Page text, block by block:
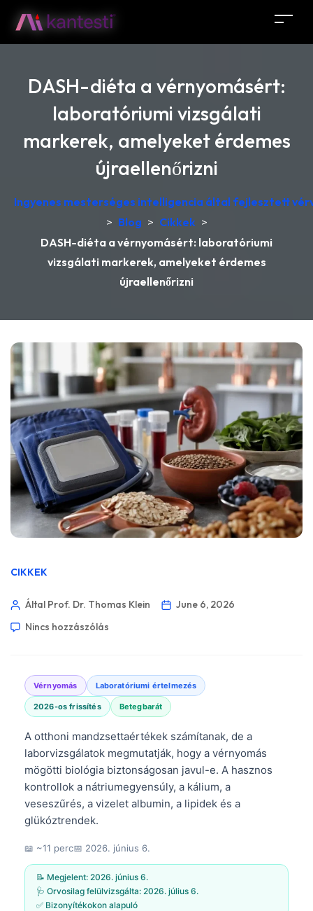
DASH-diéta a vérnyomásért:
laboratóriumi vizsgálati
markerek, amelyeket érdemes
újraellenőrizni
Ingyenes mesterséges intelligencia által fejlesztett
> Blog > Cikkek >
DASH-diéta a vérnyomásért: laboratóriumi
vizsgálati markerek, amelyeket érdemes
újraellenőrizni
CIKKEK
Által Prof. Dr. Thomas Klein
June 6, 2026
Nincs hozzászólás
Vérnyomás Laboratóriumi értelmezés
2026-os frissítés Betegbarát
A otthoni mandzsettaértékek számítanak, de a
laborvizsgálatok megmutatják, hogy a vérnyomás
mögötti biológia biztonságosan javul-e. A hasznos
kontrollok a nátriumegyensúly, a kálium, a
veseszűrés, a vizelet albumin, a lipidek és a
glükóztrendek.
📖 ~11 perc📅 2026. június 6.
📝 Megjelent: 2026. június 6.
🩺 Orvosilag felülvizsgálta: 2026. július 6.
✅ Bizonyítékokon alapuló